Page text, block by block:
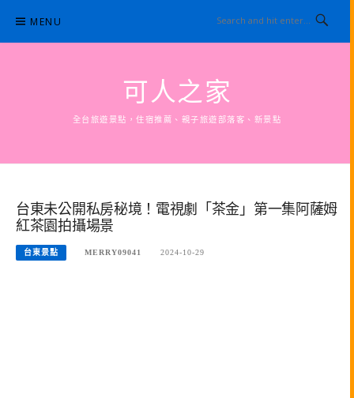
content
MENU
可人之家
全台旅遊景點，住宿推薦、親子旅遊部落客、新景點
台東未公開私房秘境！電視劇「茶金」第一集阿薩姆
紅茶園拍攝場景
台東景點 MERRY09041 2024-10-29